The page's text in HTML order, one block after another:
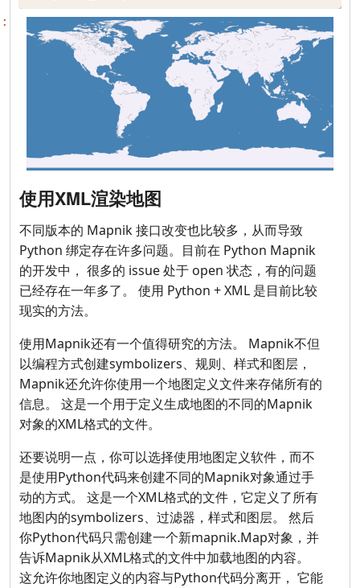
使用XML渲染地图
不同版本的 Mapnik 接口改变也比较多，从而导致
Python 绑定存在许多问题。目前在 Python Mapnik
的开发中， 很多的 issue 处于 open 状态，有的问题
已经存在一年多了。 使用 Python + XML 是目前比较
现实的方法。
使用Mapnik还有一个值得研究的方法。 Mapnik不但
以编程方式创建symbolizers、规则、样式和图层，
Mapnik还允许你使用一个地图定义文件来存储所有的
信息。 这是一个用于定义生成地图的不同的Mapnik
对象的XML格式的文件。
还要说明一点，你可以选择使用地图定义软件，而不
是使用Python代码来创建不同的Mapnik对象通过手
动的方式。 这是一个XML格式的文件，它定义了所有
地图内的symbolizers、过滤器，样式和图层。 然后
你Python代码只需创建一个新mapnik.Map对象，并
告诉Mapnik从XML格式的文件中加载地图的内容。
这允许你地图定义的内容与Python代码分离开， 它能